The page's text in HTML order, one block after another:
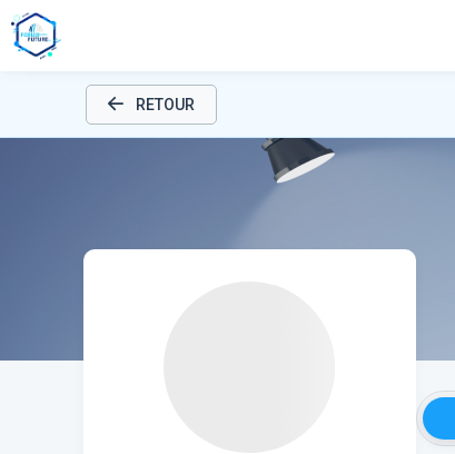
RETOUR